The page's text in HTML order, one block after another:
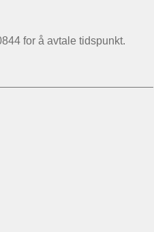
for å avtale tidspunkt.